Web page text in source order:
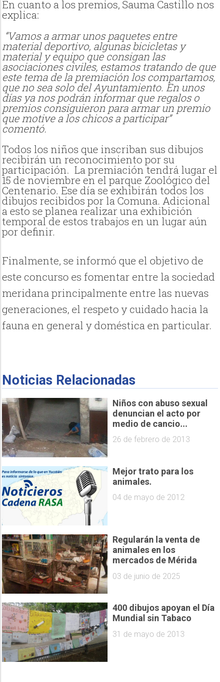
En cuanto a los premios, Sauma Castillo nos
explica:
“Vamos a armar unos paquetes entre
material deportivo, algunas bicicletas y
material y equipo que consigan las
asociaciones civiles, estamos tratando de que
este tema de la premiación los compartamos,
que no sea solo del Ayuntamiento. En unos
días ya nos podrán informar que regalos o
premios consiguieron para armar un premio
que motive a los chicos a participar”
comentó.
Todos los niños que inscriban sus dibujos
recibirán un reconocimiento por su
participación. La premiación tendrá lugar el
15 de noviembre en el parque Zoológico del
Centenario. Ese día se exhibirán todos los
dibujos recibidos por la Comuna. Adicional
a esto se planea realizar una exhibición
temporal de estos trabajos en un lugar aún
por definir.
Finalmente, se informó que el objetivo de
este concurso es fomentar entre la sociedad
meridana principalmente entre las nuevas
generaciones, el respeto y cuidado hacia la
fauna en general y doméstica en particular.
Noticias Relacionadas
Niños con abuso sexual
denuncian el acto por
medio de cancio...
26 de febrero de 2013
Mejor trato para los
animales.
04 de mayo de 2012
Regularán la venta de
animales en los
mercados de Mérida
03 de junio de 2025
400 dibujos apoyan el Día
31 de mayo de 2013